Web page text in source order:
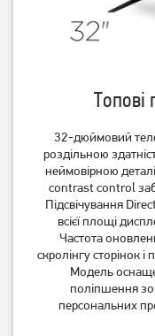
Телевізор LG
23 099грн
18 479грн
Топові
32-дюймовий
роздільною
неймовірною
contrast control
Підсвічування
всієї площі
Частота
скролінгу сторінок
Модель
поліпшення
персональних